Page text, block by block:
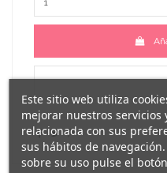
Este sitio web utiliza
mejorar nuestros
relacionada con sus
sus hábitos de
sobre su uso pulse el